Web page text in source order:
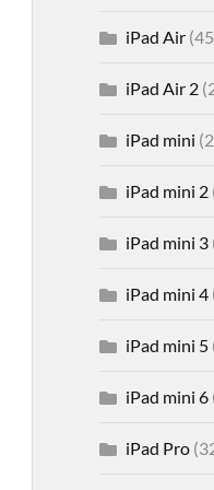
iPad Air
iPad Air 2
iPad mini
iPad mini 2
iPad mini 3
iPad mini 4
iPad mini 5
iPad mini 6
iPad Pro